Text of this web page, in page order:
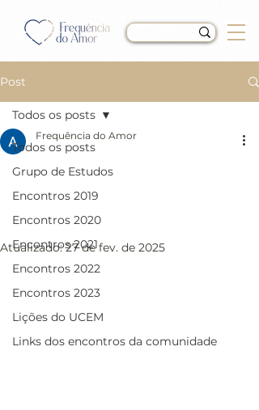
Post
Todos os posts
Grupo de Estudos
Encontros 2019
Encontros 2020
Encontros 2021
Encontros 2022
Encontros 2023
Lições do UCEM
Links dos encontros da comunidade
Todos os posts
LIÇÃO 349 do Livro de
Exercícios de “Um Curso
em Milagres” (UCEM)
Frequência do Amor
Atualizado:27 de fev. de 2025